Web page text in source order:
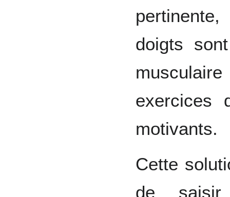
doigts
exercices
motivants.
Cette
de saisir